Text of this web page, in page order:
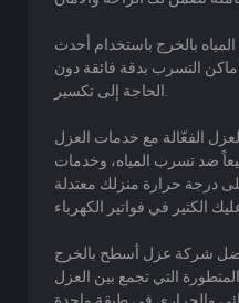
بالخرج باستخدام أحدث
أماكن التسرب بدقة فائقة دون
الفعّالة مع خدمات العزل
ضد تسرب المياه، وخدمات
درجة حرارة منزلك معتدلة
أفضل شركة عزل أسطح بالخرج
التي تجمع بين العزل